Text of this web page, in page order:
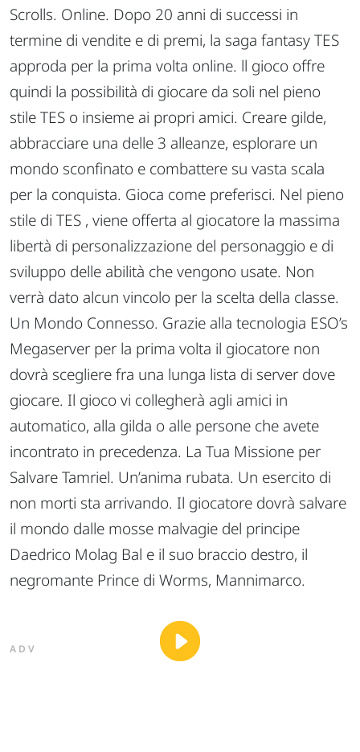
Scrolls. Online. Dopo 20 anni di successi in
termine di vendite e di premi, la saga fantasy TES
approda per la prima volta online. ll gioco offre
quindi la possibilità di giocare da soli nel pieno
stile TES o insieme ai propri amici. Creare gilde,
abbracciare una delle 3 alleanze, esplorare un
mondo sconfinato e combattere su vasta scala
per la conquista. Gioca come preferisci. Nel pieno
stile di TES , viene offerta al giocatore la massima
libertà di personalizzazione del personaggio e di
sviluppo delle abilità che vengono usate. Non
verrà dato alcun vincolo per la scelta della classe.
Un Mondo Connesso. Grazie alla tecnologia ESO’s
Megaserver per la prima volta il giocatore non
dovrà scegliere fra una lunga lista di server dove
giocare. Il gioco vi collegherà agli amici in
automatico, alla gilda o alle persone che avete
incontrato in precedenza. La Tua Missione per
Salvare Tamriel. Un’anima rubata. Un esercito di
non morti sta arrivando. Il giocatore dovrà salvare
il mondo dalle mosse malvagie del principe
Daedrico Molag Bal e il suo braccio destro, il
negromante Prince di Worms, Mannimarco.
ADV